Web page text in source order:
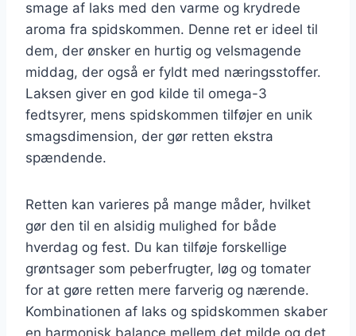
smage af laks med den varme og krydrede
aroma fra spidskommen. Denne ret er ideel til
dem, der ønsker en hurtig og velsmagende
middag, der også er fyldt med næringsstoffer.
Laksen giver en god kilde til omega-3
fedtsyrer, mens spidskommen tilføjer en unik
smagsdimension, der gør retten ekstra
spændende.
Retten kan varieres på mange måder, hvilket
gør den til en alsidig mulighed for både
hverdag og fest. Du kan tilføje forskellige
grøntsager som peberfrugter, løg og tomater
for at gøre retten mere farverig og nærende.
Kombinationen af laks og spidskommen skaber
en harmonisk balance mellem det milde og det